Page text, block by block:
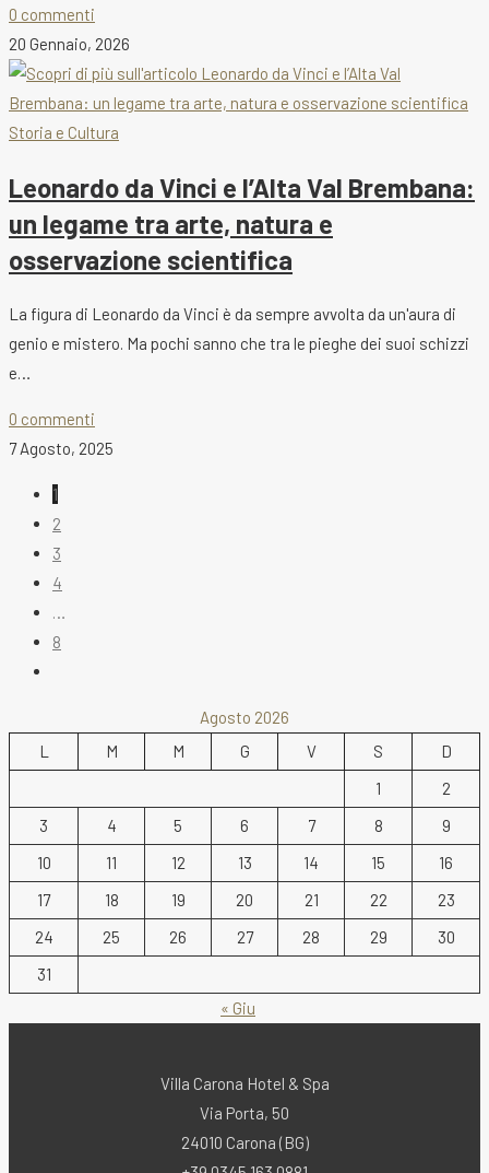
0 commenti
20 Gennaio, 2026
Storia e Cultura
Leonardo da Vinci e l’Alta Val Brembana:
un legame tra arte, natura e
osservazione scientifica
La figura di Leonardo da Vinci è da sempre avvolta da un'aura di
genio e mistero. Ma pochi sanno che tra le pieghe dei suoi schizzi
e…
0 commenti
7 Agosto, 2025
1
2
3
4
…
8
pagina
successiva
Agosto 2026
L
M M G V S
D
1
2
3
4 5 6 7 8
9
10
11 12 13 14 15
16
17
18 19 20 21 22
23
24
25 26 27 28 29
30
31
« Giu
Villa Carona Hotel & Spa
Via Porta, 50
24010 Carona (BG)